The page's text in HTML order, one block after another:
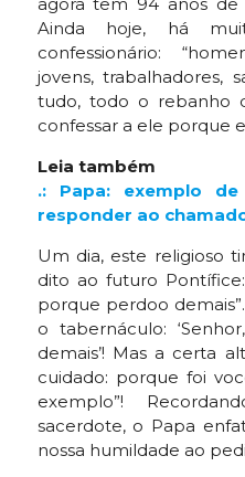
Ainda hoje, há
confessionário:
jovens, trabalhadores,
tudo, todo o rebanho
confessar a ele porque
Leia também
.: Papa: exemplo
responder ao
Um dia, este religioso
dito ao futuro
porque perdoo
o tabernáculo:
demais’! Mas a certa
cuidado: porque foi
exemplo”!
sacerdote, o Papa
nossa humildade ao